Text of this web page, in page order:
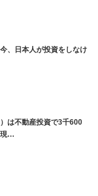
、日本人が投資をしなけ
は不動産投資で3千600
現…